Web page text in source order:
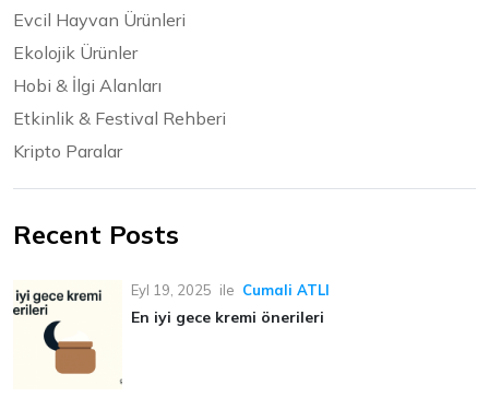
Evcil Hayvan Ürünleri
Ekolojik Ürünler
Hobi & İlgi Alanları
Etkinlik & Festival Rehberi
Kripto Paralar
Recent Posts
Eyl 19, 2025 ile Cumali ATLI
En iyi gece kremi önerileri